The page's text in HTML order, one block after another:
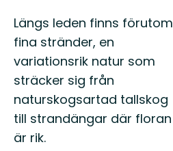
Längs leden finns förutom
fina stränder, en
variationsrik natur som
sträcker sig från
naturskogsartad tallskog
till strandängar där floran
är rik.